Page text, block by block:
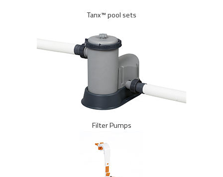
Tanx™ pool sets
Filter Pumps